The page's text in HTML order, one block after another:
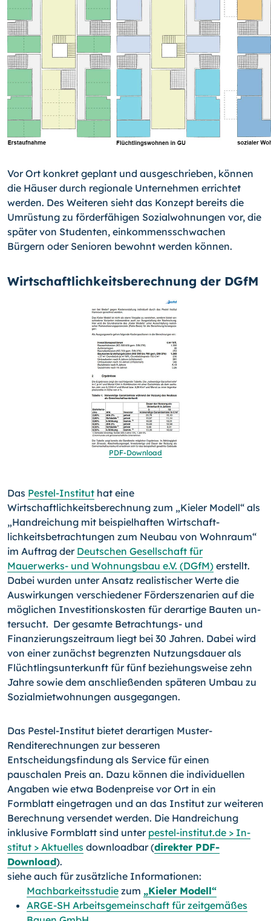
Vor Ort konkret geplant und ausgeschrieben, können
die Häuser durch regionale Un­ternehmen errichtet
werden. Des Weiteren sieht das Konzept bereits die
Umrüstung zu förderfähigen Sozialwohnungen vor, die
später von Studenten, einkommensschwa­chen
Bürgern oder Senioren bewohnt werden können.
Wirtschaftlichkeitsberechnung der DGfM
PDF-Download
Das Pestel-Institut hat eine
Wirtschaftlichkeitsberechnung zum „Kieler Modell“ als
„Handreichung mit beispielhaften Wirtschaft­
lichkeitsbetrachtungen zum Neubau von Wohnraum“
im Auftrag der Deutschen Gesellschaft für
Mauerwerks- und Wohnungs­bau e.V. (DGfM) erstellt.
Dabei wurden unter Ansatz realisti­scher Werte die
Auswirkungen verschiedener Förderszenarien auf die
möglichen Investitionskosten für derartige Bauten un­
tersucht. Der gesamte Betrachtungs- und
Finanzierungszeit­raum liegt bei 30 Jahren. Dabei wird
von einer zunächst be­grenzten Nutzungsdauer als
Flüchtlingsunterkunft für fünf be­ziehungsweise zehn
Jahre sowie dem anschließenden späteren Umbau zu
Sozialmietwohnungen ausgegangen.
Das Pestel-Institut bietet derartigen Muster-
Renditerechnun­gen zur besseren
Entscheidungsfindung als Service für einen
pauschalen Preis an. Dazu können die individuellen
Angaben wie etwa Bodenpreise vor Ort in ein
Formblatt eingetragen und an das Institut zur weiteren
Berechnung versen­det werden. Die Handreichung
inklusive Formblatt sind unter pestel-institut.de > In­
stitut > Aktuelles downloadbar (direkter PDF-
Download).
siehe auch für zusätzliche Informationen:
Machbarkeitsstudie zum „Kieler Modell“
ARGE-SH Arbeitsgemeinschaft für zeitgemäßes